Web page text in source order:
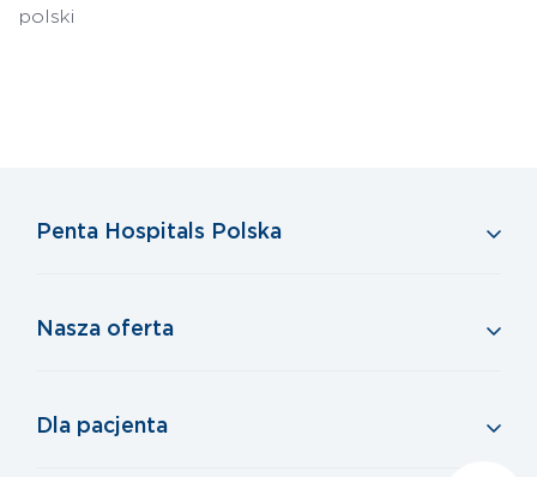
polski
Penta Hospitals Polska
Nasza oferta
Dla pacjenta